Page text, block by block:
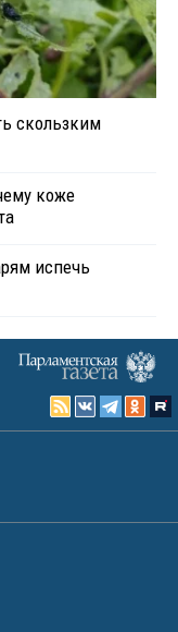
скользким
коже
испечь